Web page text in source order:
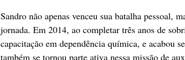
Sandro não apenas venceu sua batalha pessoal,
jornada. Em 2014, ao completar três anos de
capacitação em dependência química, e acabou
também se tornou parte ativa nessa missão de